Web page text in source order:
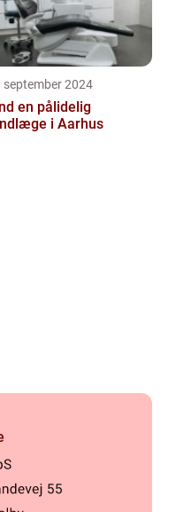
september 2024
en pålidelig
i Aarhus